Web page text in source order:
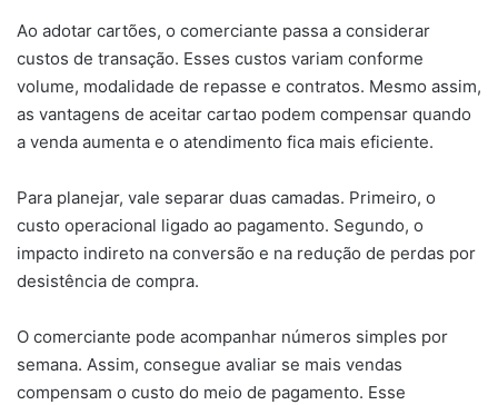
Ao adotar cartões, o comerciante passa a considerar
custos de transação. Esses custos variam conforme
volume, modalidade de repasse e contratos. Mesmo assim,
as vantagens de aceitar cartao podem compensar quando
a venda aumenta e o atendimento fica mais eficiente.
Para planejar, vale separar duas camadas. Primeiro, o
custo operacional ligado ao pagamento. Segundo, o
impacto indireto na conversão e na redução de perdas por
desistência de compra.
O comerciante pode acompanhar números simples por
semana. Assim, consegue avaliar se mais vendas
compensam o custo do meio de pagamento. Esse